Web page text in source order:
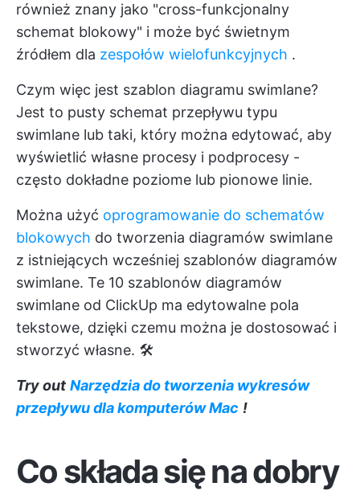
również znany jako "cross-funkcjonalny
schemat blokowy" i może być świetnym
źródłem dla zespołów wielofunkcyjnych .
Czym więc jest szablon diagramu swimlane?
Jest to pusty schemat przepływu typu
swimlane lub taki, który można edytować, aby
wyświetlić własne procesy i podprocesy -
często dokładne poziome lub pionowe linie.
Można użyć oprogramowanie do schematów
blokowych do tworzenia diagramów swimlane
z istniejących wcześniej szablonów diagramów
swimlane. Te 10 szablonów diagramów
swimlane od ClickUp ma edytowalne pola
tekstowe, dzięki czemu można je dostosować i
stworzyć własne. 🛠️
Try out Narzędzia do tworzenia wykresów
przepływu dla komputerów Mac !
Co składa się na dobry